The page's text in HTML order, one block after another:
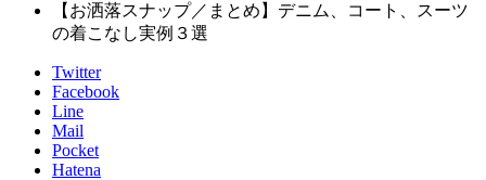
【お洒落スナップ／まとめ】デニム、コート、スーツ
の着こなし実例３選
Twitter
Facebook
Line
Mail
Pocket
Hatena